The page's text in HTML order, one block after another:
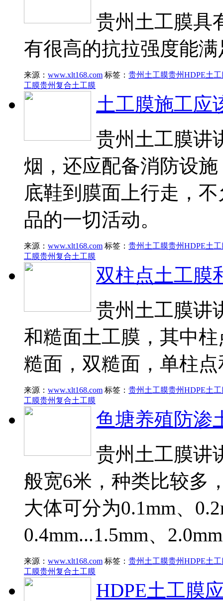
贵州土工膜具
有很高的抗拉强度能
来源： www.xlt168.com 标签： 贵州土工膜贵州HDPE土工
工膜贵州复合土工膜
土工膜施工应
贵州土工膜讲
烟，还应配备消防设
底鞋到膜面上行走，
品的一切活动。
来源： www.xlt168.com 标签： 贵州土工膜贵州HDPE土工
工膜贵州复合土工膜
双柱点土工膜
贵州土工膜讲
和糙面土工膜，其中
糙面，双糙面，单柱
来源： www.xlt168.com 标签： 贵州土工膜贵州HDPE土工
工膜贵州复合土工膜
鱼塘养殖防渗
贵州土工膜讲
般宽6米，种类比较多
大体可分为0.1mm、
0.4mm...1.5mm、
来源： www.xlt168.com 标签： 贵州土工膜贵州HDPE土工
工膜贵州复合土工膜
HDPE土工膜